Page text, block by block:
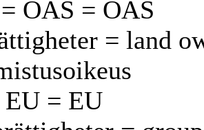
OAS = OAS
= land
= EU